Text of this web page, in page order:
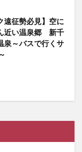
遠征勢必見】空に
近い温泉郷 新千
泉～バスで行くサ